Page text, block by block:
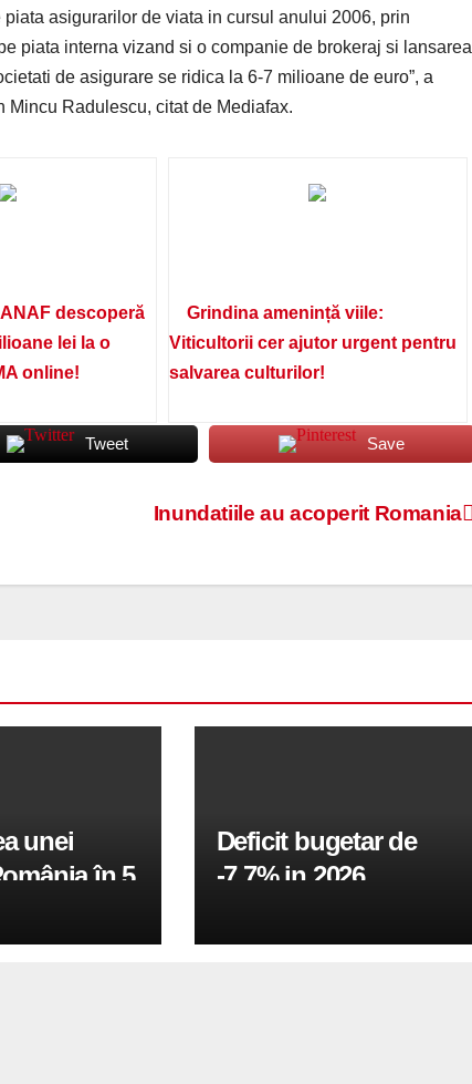
asigurarilor de viata in cursul anului 2006, prin
piata interna vizand si o companie de brokeraj si lansarea
de asigurare se ridica la 6-7 milioane de euro”, a
Radulescu, citat de Mediafax.
descoperă
lei la o
online!
Grindina amenință viile:
Viticultorii cer ajutor urgent pentru
salvarea culturilor!
Tweet Save
Inundatiile au acoperit Romania
unei
în 5
Deficit bugetar de
-7,7% in 2026,
fiind de 6%